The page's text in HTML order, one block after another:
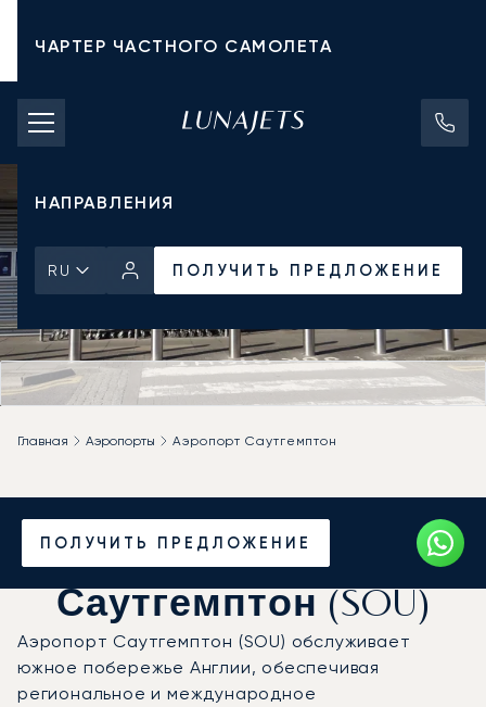
ЧАРТЕР ЧАСТНОГО САМОЛЕТА
СТОИМОСТЬ ЧАРТЕРА
ЧАСТНЫЕ САМОЛЕТЫ
НАПРАВЛЕНИЯ
RU ПОЛУЧИТЬ ПРЕДЛОЖЕНИЕ
ПОЛУЧИТЬ ПРЕДЛОЖЕНИЕ
Главная Аэропорты Аэропорт Саутгемптон
Частный джет в
аэропорт
Саутгемптон (SOU)
Аэропорт Саутгемптон (SOU) обслуживает
южное побережье Англии, обеспечивая
региональное и международное